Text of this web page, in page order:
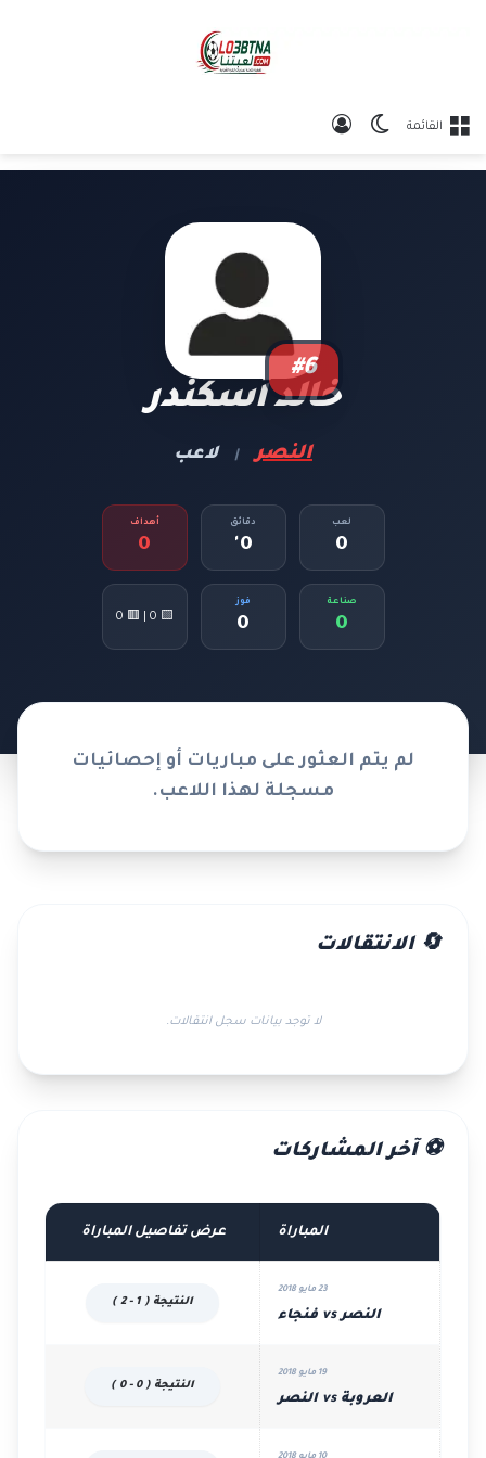
القائمة الوضع المظلم
#6
خالد أسكندر
النصر | لاعب
لعب
0
دقائق
0'
أهداف
0
صناعة
0
فوز
0
🟨 0 | 🟥 0
لم يتم العثور على مباريات أو إحصائيات
مسجلة لهذا اللاعب.
🔄 الانتقالات
لا توجد بيانات سجل انتقالات.
⚽ آخر المشاركات
المباراة عرض تفاصيل المباراة
23 مايو 2018
النصر vs فنجاء
النتيجة ( 1 - 2 )
19 مايو 2018
العروبة vs النصر
النتيجة ( 0 - 0 )